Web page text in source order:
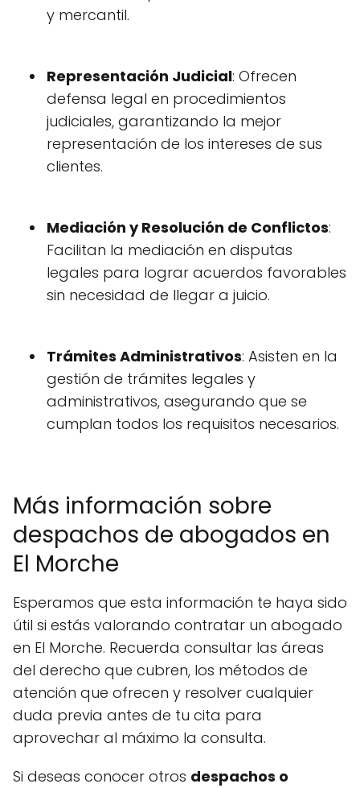
y mercantil.
Representación Judicial: Ofrecen
defensa legal en procedimientos
judiciales, garantizando la mejor
representación de los intereses de sus
clientes.
Mediación y Resolución de Conflictos:
Facilitan la mediación en disputas
legales para lograr acuerdos favorables
sin necesidad de llegar a juicio.
Trámites Administrativos: Asisten en la
gestión de trámites legales y
administrativos, asegurando que se
cumplan todos los requisitos necesarios.
Más información sobre
despachos de abogados en
El Morche
Esperamos que esta información te haya sido
útil si estás valorando contratar un abogado
en El Morche. Recuerda consultar las áreas
del derecho que cubren, los métodos de
atención que ofrecen y resolver cualquier
duda previa antes de tu cita para
aprovechar al máximo la consulta.
Si deseas conocer otros despachos o